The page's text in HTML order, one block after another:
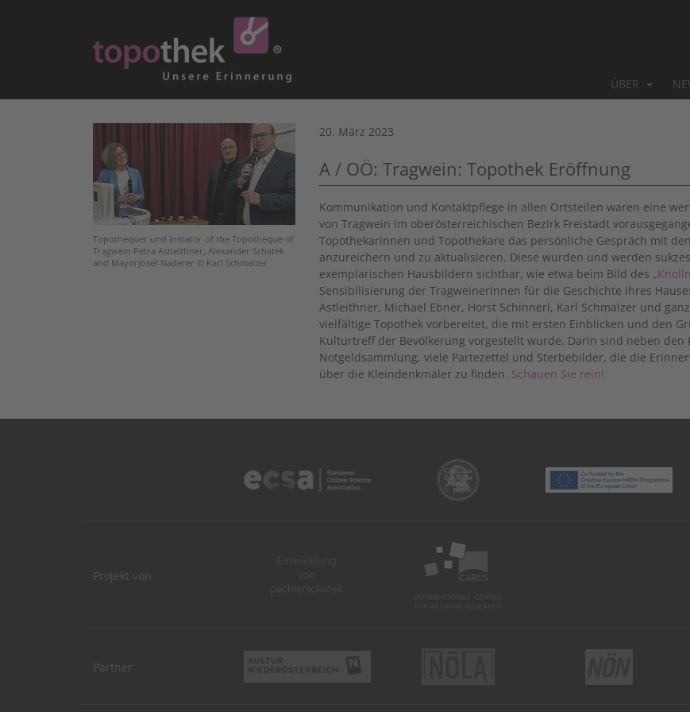
ÜBER
Topothequer und Initiator of the Topotheque of
Tragwein Petra Astleithner, Alexander Schatek
and MayorJosef Naderer © Karl Schmalzer
20. März 2023
A / OÖ: Tragwein: Topothek Eröffnung
Kommunikation und Kontaktpflege in allen Ortsteilen waren eine
von Tragwein im oberösterreichischen Bezirk Freistadt
Topothekarinnen und Topothekare das persönliche Gespräch mit
anzureichern und zu aktualisieren. Diese wurden und werden
exemplarischen Hausbildern sichtbar, wie etwa beim Bild des
Sensibilisierung der TragweinerInnen für die Geschichte ihres
Astleithner, Michael Ebner, Horst Schinnerl, Karl Schmalzer und
vielfältige Topothek vorbereitet, die mit ersten Einblicken und den
Kulturtreff der Bevölkerung vorgestellt wurde. Darin sind neben den
Notgeldsammlung, viele Partezettel und Sterbebilder, die die
über die Kleindenkmäler zu finden. Schauen Sie rein!
Projekt von
Partner